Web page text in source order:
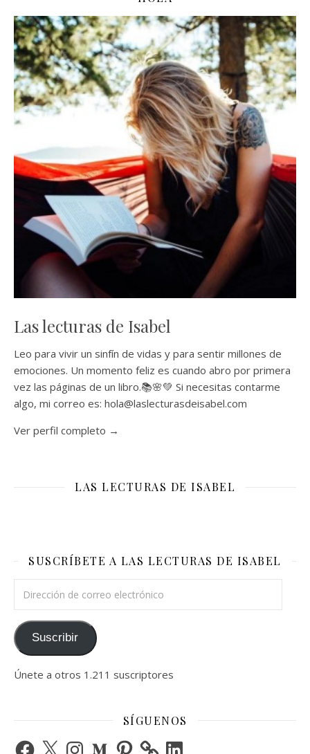
Las lecturas de Isabel
Leo para vivir un sinfín de vidas y para sentir millones de
emociones. Un momento feliz es cuando abro por primera
vez las páginas de un libro.📚🌸💚 Si necesitas contarme
algo, mi correo es: hola@laslecturasdeisabel.com
Ver perfil completo →
LAS LECTURAS DE ISABEL
SUSCRÍBETE A LAS LECTURAS DE ISABEL
Suscribir
Únete a otros 1.211 suscriptores
SÍGUENOS
Facebook
X InstagramMediumPinterest LinkedIn